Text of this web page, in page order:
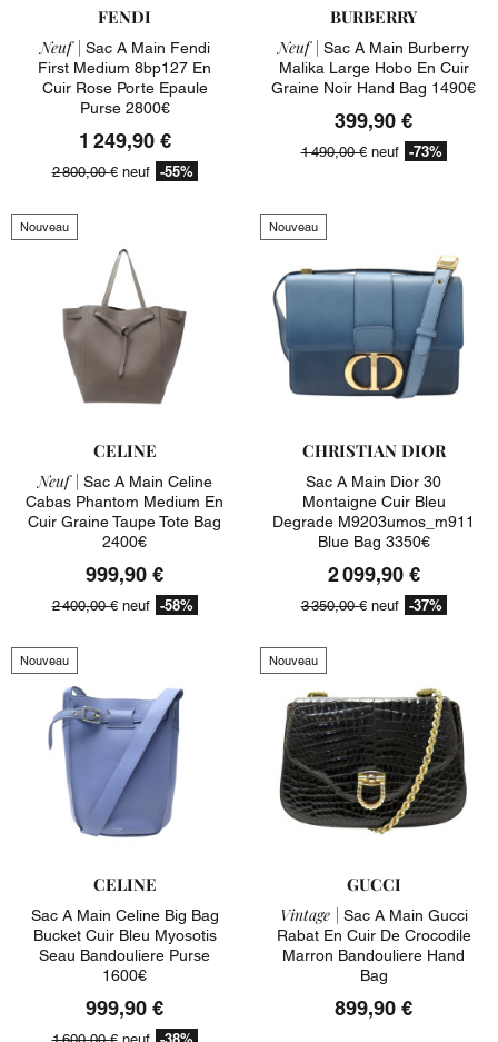
FENDI
Neuf | Sac A Main Fendi
First Medium 8bp127 En
Cuir Rose Porte Epaule
Purse 2800€
1 249,90 €
2 800,00 €neuf -55%
BURBERRY
Neuf | Sac A Main Burberry
Malika Large Hobo En Cuir
Graine Noir Hand Bag 1490€
399,90 €
1 490,00 €neuf -73%
Nouveau
CELINE
Neuf | Sac A Main Celine
Cabas Phantom Medium En
Cuir Graine Taupe Tote Bag
2400€
999,90 €
2 400,00 €neuf -58%
Nouveau
CHRISTIAN DIOR
Sac A Main Dior 30
Montaigne Cuir Bleu
Degrade M9203umos_m911
Blue Bag 3350€
2 099,90 €
3 350,00 €neuf -37%
Nouveau
CELINE
Sac A Main Celine Big Bag
Bucket Cuir Bleu Myosotis
Seau Bandouliere Purse
1600€
999,90 €
Nouveau
GUCCI
Vintage | Sac A Main Gucci
Rabat En Cuir De Crocodile
Marron Bandouliere Hand
Bag
899,90 €